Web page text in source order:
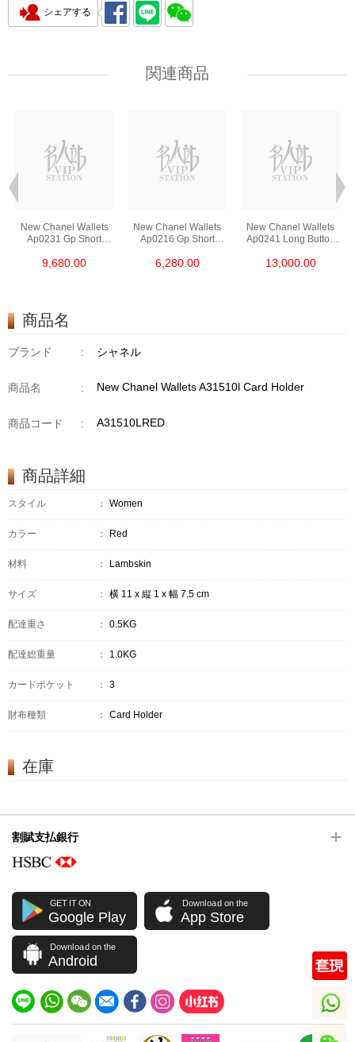
シェアする
関連商品
New Chanel Wallets
Ap0231 Gp Short
9,680.00
New Chanel Wallets
Ap0216 Gp Short
6,280.00
New Chanel Wallets
Ap0241 Long Button
13,000.00
商品名
ブランド : シャネル
商品名 : New Chanel Wallets A31510l Card Holder
商品コード : A31510LRED
商品詳細
スタイル ： Women
カラー ： Red
材料 ： Lambskin
サイズ ： 横 11 x 縦 1 x 幅 7.5 cm
配達重さ ： 0.5KG
配達総重量 ： 1.0KG
カードポケット ： 3
財布種類 ： Card Holder
在庫
割賦支払銀行
GET IT ON
Google Play
Download on the
App Store
Download on the
Android
whatsapp